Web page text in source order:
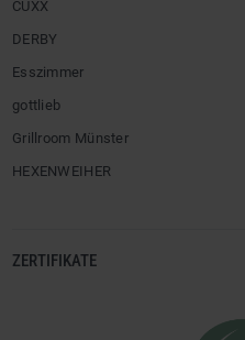
CUXX
DERBY
Esszimmer
gottlieb
Grillroom Münster
HEXENWEIHER
ZERTIFIKATE